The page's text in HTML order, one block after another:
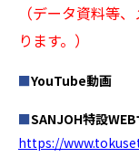
（データ資料等
ります。）
■YouTube動画
■SANJOH特設
https://